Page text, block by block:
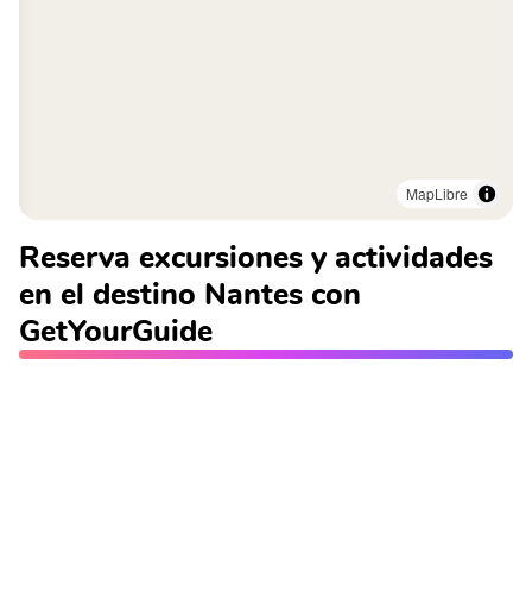
MapLibre
Reserva excursiones y actividades
en el destino Nantes con
GetYourGuide